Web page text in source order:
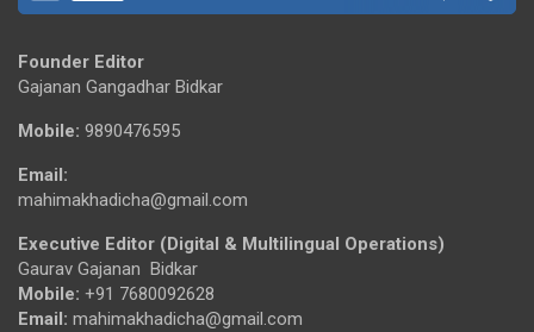
Founder Editor
Gajanan Gangadhar Bidkar
Mobile: 9890476595
Email:
mahimakhadicha@gmail.com
Executive Editor (Digital & Multilingual Operations)
Gaurav Gajanan Bidkar
Mobile: +91 7680092628
Email: mahimakhadicha@gmail.com